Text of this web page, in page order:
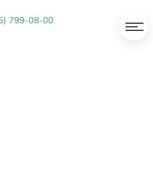
799-08-00